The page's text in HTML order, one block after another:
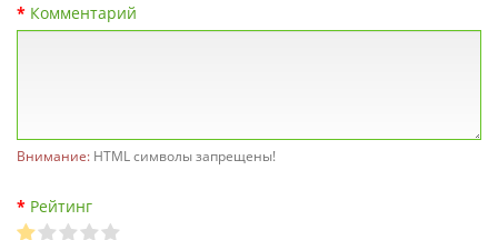
Комментарий
Внимание: HTML символы запрещены!
Рейтинг